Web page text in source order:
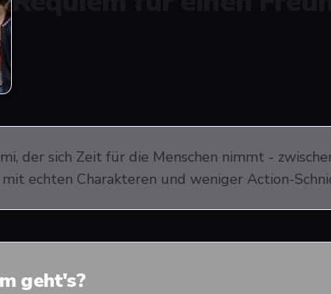
der sich Zeit für die Menschen nimmt -
mit echten Charakteren und weniger Action-
geht's?